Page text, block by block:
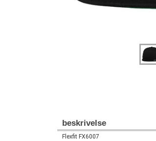
beskrivelse
Flexfit FX6007